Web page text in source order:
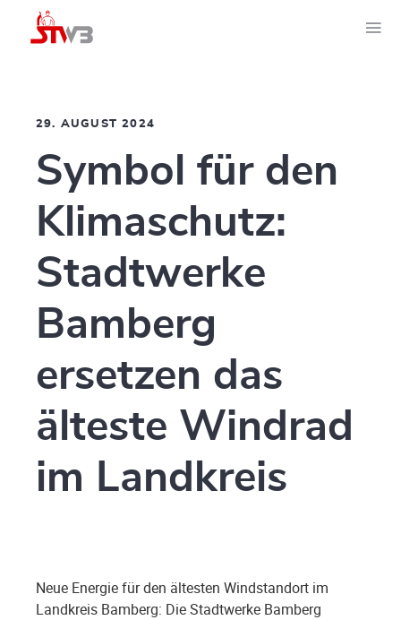
29. AUGUST 2024
Symbol für den
Klimaschutz:
Stadtwerke
Bamberg
ersetzen das
älteste Windrad
im Landkreis
Neue Energie für den ältesten Windstandort im
Landkreis Bamberg: Die Stadtwerke Bamberg